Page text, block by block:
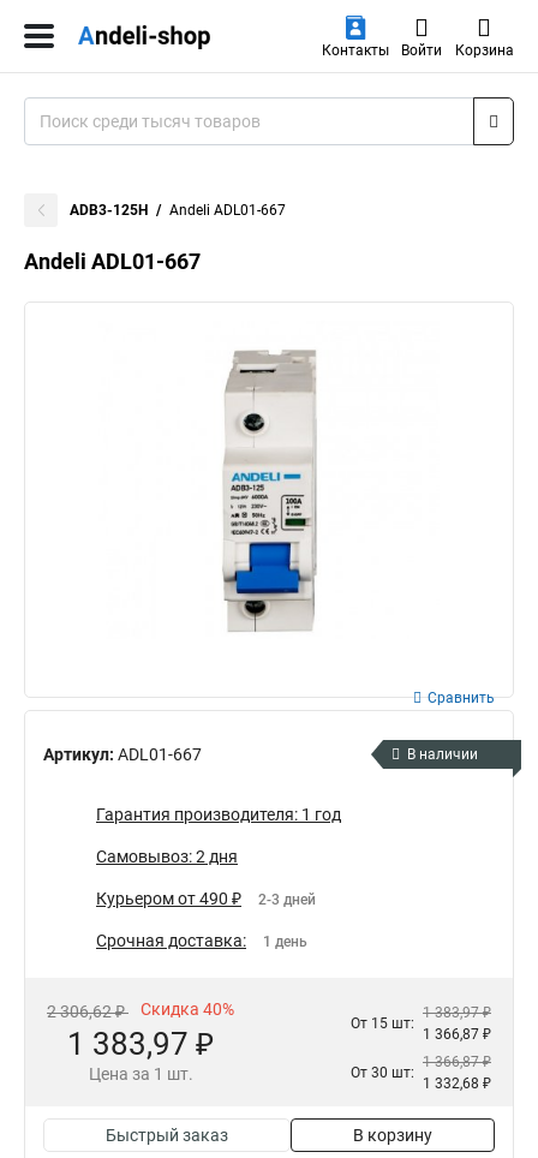
Контакты Войти Корзина
ADB3-125H Andeli ADL01-667
Andeli ADL01-667
Артикул: ADL01-667
Сравнить
В наличии
Гарантия производителя: 1 год
Самовывоз: 2 дня
Курьером от 490 ₽ 2-3 дней
Срочная доставка: 1 день
2 306,62 ₽ Скидка 40%
1 383,97 ₽
Цена за 1 шт.
От 15 шт:
1 383,97 ₽
1 366,87 ₽
От 30 шт:
1 366,87 ₽
1 332,68 ₽
Быстрый заказ В корзину